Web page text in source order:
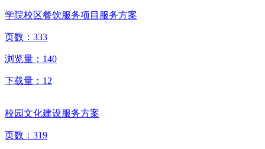
学院校区餐饮服务项目服务方案
页数： 333
浏览量： 140
下载量： 12
校园文化建设服务方案
页数： 319